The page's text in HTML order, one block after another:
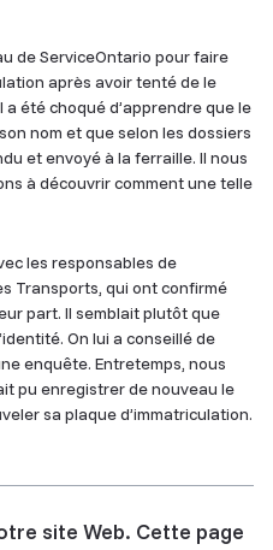
de ServiceOntario pour faire
après avoir tenté de le
été choqué d’apprendre que le
nom et que selon les dossiers
et envoyé à la ferraille. Il nous
à découvrir comment une telle
les responsables de
Transports, qui ont confirmé
part. Il semblait plutôt que
On lui a conseillé de
enquête. Entretemps, nous
pu enregistrer de nouveau le
sa plaque d’immatriculation.
site Web. Cette page